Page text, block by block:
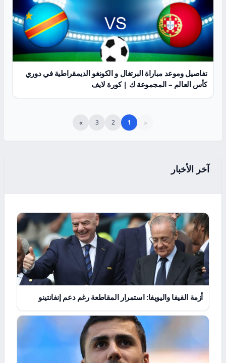
تفاصيل وموعد مباراة البرتغال و الكونغو الديمقراطية في دوري
كأس العالم – المجموعة ك | كورة لايف
«
1
2
3
»
آخر الأخبار
أزمة الفيفا واليويفا: استمرار المقاطعة رغم دعم إنفانتينو